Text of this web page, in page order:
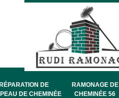
RÉPARATION DE
DE CHEMINÉE
RAMONAGE DE
CHEMINÉE 56